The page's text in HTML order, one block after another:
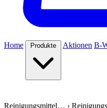
Home Produkte Aktionen B-
Reinigungsmittel… ›